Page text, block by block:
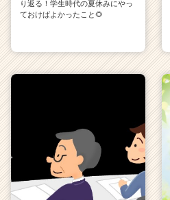
り返る！学生時代の夏休みにやっ
ておけばよかったこと🌻